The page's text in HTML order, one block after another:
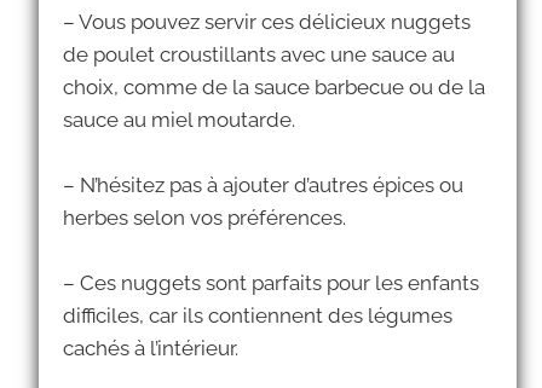
– Vous pouvez servir ces délicieux nuggets
de poulet croustillants avec une sauce au
choix, comme de la sauce barbecue ou de la
sauce au miel moutarde.
– N’hésitez pas à ajouter d’autres épices ou
herbes selon vos préférences.
– Ces nuggets sont parfaits pour les enfants
difficiles, car ils contiennent des légumes
cachés à l’intérieur.